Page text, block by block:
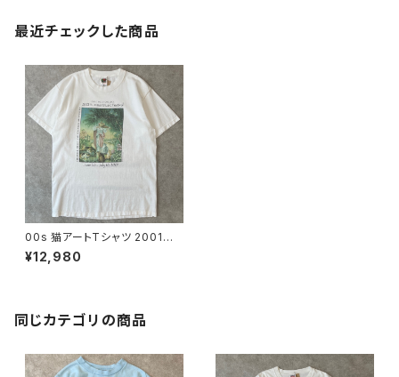
最近チェックした商品
00s 猫アートTシャツ 2001年
音楽フェス ヴィンテージ アニマ
ル 動物 ネコ Music Festival
¥12,980
同じカテゴリの商品